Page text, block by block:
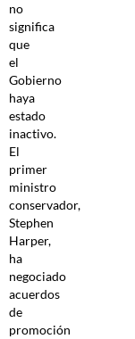
no
significa
que
el
Gobierno
haya
estado
inactivo.
El
primer
ministro
conservador,
Stephen
Harper,
ha
negociado
acuerdos
de
promoción